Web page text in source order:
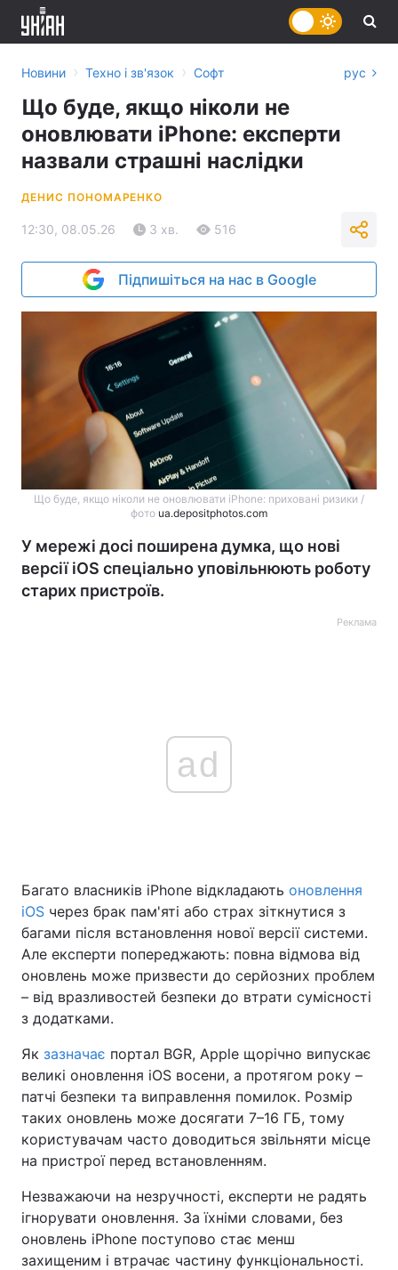
Україна Політика
Економіка Світ
Спорт Наука
Техно і зв'язок
Зброя Інциденти
Цікавинки Погода
Лонгріди
Новини › Техно і зв'язок › Софт рус
Що буде, якщо ніколи не
оновлювати iPhone: експерти
назвали страшні наслідки
ДЕНИС ПОНОМАРЕНКО
12:30, 08.05.26 3 хв. 516
Підпишіться на нас в Google
Що буде, якщо ніколи не оновлювати iPhone: приховані ризики /
фото ua.depositphotos.com
У мережі досі поширена думка, що нові
версії iOS спеціально уповільнюють роботу
старих пристроїв.
Реклама
ad
Багато власників iPhone відкладають оновлення
iOS через брак пам'яті або страх зіткнутися з
багами після встановлення нової версії системи.
Але експерти попереджають: повна відмова від
оновлень може призвести до серйозних проблем
– від вразливостей безпеки до втрати сумісності
з додатками.
Як зазначає портал BGR, Apple щорічно випускає
великі оновлення iOS восени, а протягом року –
патчі безпеки та виправлення помилок. Розмір
таких оновлень може досягати 7–16 ГБ, тому
користувачам часто доводиться звільняти місце
на пристрої перед встановленням.
Незважаючи на незручності, експерти не радять
ігнорувати оновлення. За їхніми словами, без
оновлень iPhone поступово стає менш
захищеним і втрачає частину функціональності.